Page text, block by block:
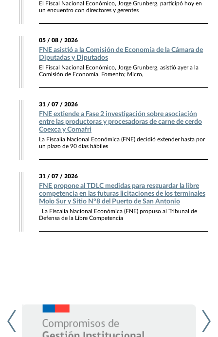
El Fiscal Nacional Económico, Jorge Grunberg, participó hoy en
un encuentro con directores y gerentes
05 / 08 / 2026
FNE asistió a la Comisión de Economía de la Cámara de
Diputadas y Diputados
El Fiscal Nacional Económico, Jorge Grunberg, asistió ayer a la
Comisión de Economía, Fomento; Micro,
31 / 07 / 2026
FNE extiende a Fase 2 investigación sobre asociación
entre las productoras y procesadoras de carne de cerdo
Coexca y Comafri
La Fiscalía Nacional Económica (FNE) decidió extender hasta por
un plazo de 90 días hábiles
31 / 07 / 2026
FNE propone al TDLC medidas para resguardar la libre
competencia en las futuras licitaciones de los terminales
Molo Sur y Sitio N°8 del Puerto de San Antonio
La Fiscalía Nacional Económica (FNE) propuso al Tribunal de
Defensa de la Libre Competencia